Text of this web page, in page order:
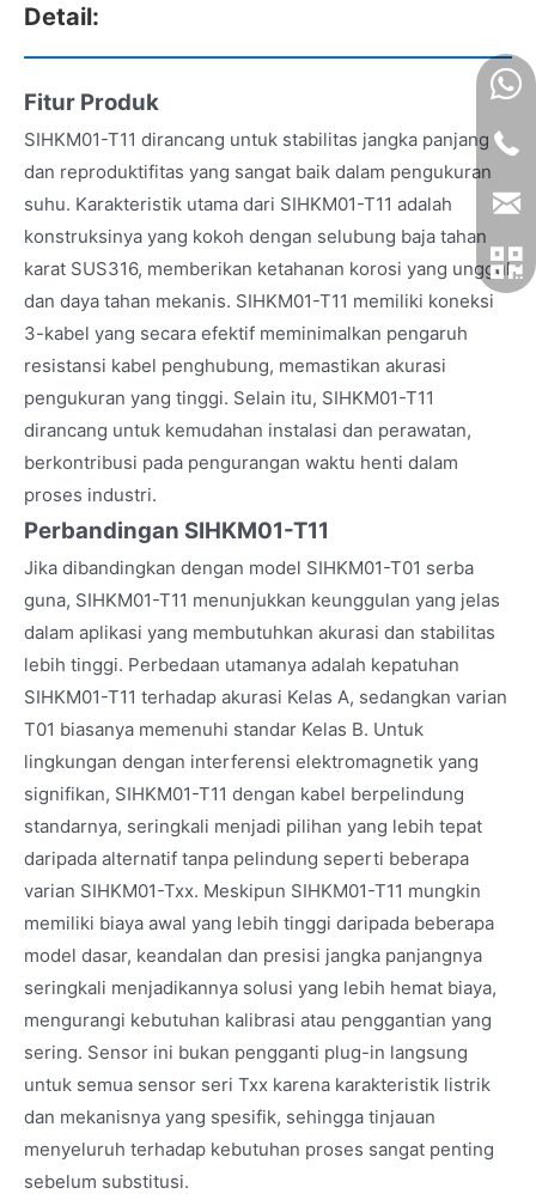
Detail:
Fitur Produk
SIHKM01-T11 dirancang untuk stabilitas jangka panjang
dan reproduktifitas yang sangat baik dalam pengukuran
suhu. Karakteristik utama dari SIHKM01-T11 adalah
konstruksinya yang kokoh dengan selubung baja tahan
karat SUS316, memberikan ketahanan korosi yang unggul
dan daya tahan mekanis. SIHKM01-T11 memiliki koneksi
3-kabel yang secara efektif meminimalkan pengaruh
resistansi kabel penghubung, memastikan akurasi
pengukuran yang tinggi. Selain itu, SIHKM01-T11
dirancang untuk kemudahan instalasi dan perawatan,
berkontribusi pada pengurangan waktu henti dalam
proses industri.
Perbandingan SIHKM01-T11
Jika dibandingkan dengan model SIHKM01-T01 serba
guna, SIHKM01-T11 menunjukkan keunggulan yang jelas
dalam aplikasi yang membutuhkan akurasi dan stabilitas
lebih tinggi. Perbedaan utamanya adalah kepatuhan
SIHKM01-T11 terhadap akurasi Kelas A, sedangkan varian
T01 biasanya memenuhi standar Kelas B. Untuk
lingkungan dengan interferensi elektromagnetik yang
signifikan, SIHKM01-T11 dengan kabel berpelindung
standarnya, seringkali menjadi pilihan yang lebih tepat
daripada alternatif tanpa pelindung seperti beberapa
varian SIHKM01-Txx. Meskipun SIHKM01-T11 mungkin
memiliki biaya awal yang lebih tinggi daripada beberapa
model dasar, keandalan dan presisi jangka panjangnya
seringkali menjadikannya solusi yang lebih hemat biaya,
mengurangi kebutuhan kalibrasi atau penggantian yang
sering. Sensor ini bukan pengganti plug-in langsung
untuk semua sensor seri Txx karena karakteristik listrik
dan mekanisnya yang spesifik, sehingga tinjauan
menyeluruh terhadap kebutuhan proses sangat penting
sebelum substitusi.